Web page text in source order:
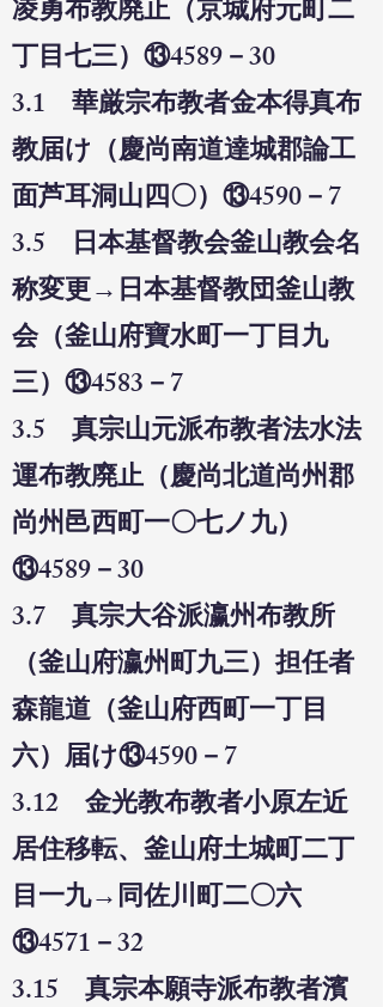
凌勇布教廃止（京城府元町二
丁目七三）⑬4589－30
3.1 華厳宗布教者金本得真布
教届け（慶尚南道達城郡論工
面芦耳洞山四〇）⑬4590－7
3.5 日本基督教会釜山教会名
称変更→日本基督教団釜山教
会（釜山府寶水町一丁目九
三）⑬4583－7
3.5 真宗山元派布教者法水法
運布教廃止（慶尚北道尚州郡
尚州邑西町一〇七ノ九）
⑬4589－30
3.7 真宗大谷派瀛州布教所
（釜山府瀛州町九三）担任者
森龍道（釜山府西町一丁目
六）届け⑬4590－7
3.12 金光教布教者小原左近
居住移転、釜山府土城町二丁
目一九→同佐川町二〇六
⑬4571－32
3.15 真宗本願寺派布教者濱